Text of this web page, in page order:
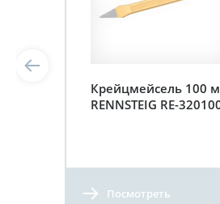
Крейцмейсель 100
RENNSTEIG RE-
Посмотреть